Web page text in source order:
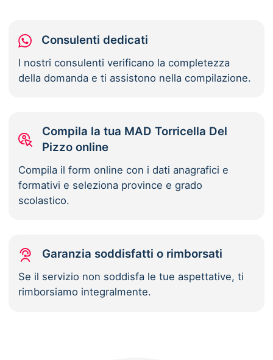
Consulenti dedicati
I nostri consulenti verificano la completezza
della domanda e ti assistono nella compilazione.
Compila la tua MAD Torricella Del
Pizzo online
Compila il form online con i dati anagrafici e
formativi e seleziona province e grado
scolastico.
Garanzia soddisfatti o rimborsati
Se il servizio non soddisfa le tue aspettative, ti
rimborsiamo integralmente.